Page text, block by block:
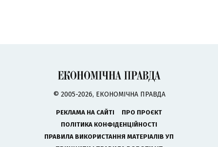
© 2005-2026, ЕКОНОМІЧНА ПРАВДА
РЕКЛАМА НА САЙТІ
ПРО ПРОЄКТ
ПОЛІТИКА КОНФІДЕНЦІЙНОСТІ
ПРАВИЛА ВИКОРИСТАННЯ МАТЕРІАЛІВ УП